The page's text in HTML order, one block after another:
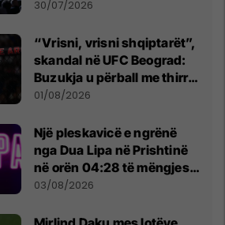
së
30/07/2026
“Vrisni, vrisni shqiptarët”,
skandal në UFC Beograd:
Buzukja u përball me thirrje
anti-shqiptare nga
01/08/2026
Një pleskavicë e ngrënë
nga Dua Lipa në Prishtinë
në orën 04:28 të mëngjesit
- dhe bota digjitale serbe
03/08/2026